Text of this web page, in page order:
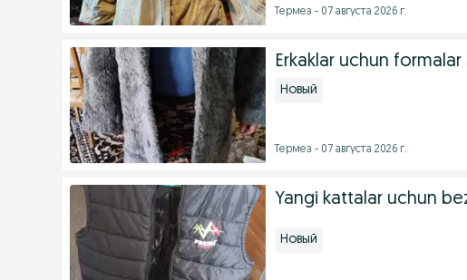
Термез - 07 августа 2026 г.
Erkaklar uchun
Новый
Термез - 07 августа 2026 г.
Yangi kattalar uchun
Новый